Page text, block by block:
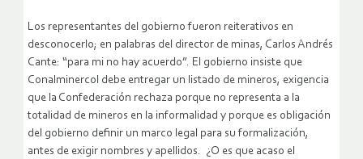
Los representantes del gobierno fueron reiterativos en
desconocerlo; en palabras del director de minas, Carlos Andrés
Cante: “para mi no hay acuerdo”. El gobierno insiste que
Conalminercol debe entregar un listado de mineros, exigencia
que la Confederación rechaza porque no representa a la
totalidad de mineros en la informalidad y porque es obligación
del gobierno definir un marco legal para su formalización,
antes de exigir nombres y apellidos. ¿O es que acaso el